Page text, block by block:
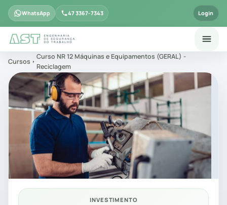
WhatsApp 47 3367-7343 Login
Cursos
Curso NR 12 Máquinas e Equipamentos (GERAL) -
Reciclagem
INVESTIMENTO